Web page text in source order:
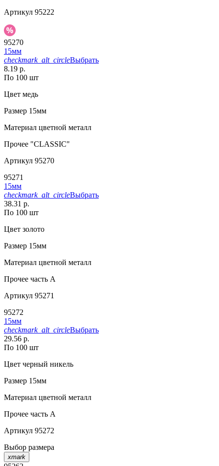
Артикул 95222
95270
15мм
checkmark_alt_circleВыбрать
8.19 р.
По 100 шт
Цвет медь
Размер 15мм
Материал цветной металл
Прочее "CLASSIC"
Артикул 95270
95271
15мм
checkmark_alt_circleВыбрать
38.31 р.
По 100 шт
Цвет золото
Размер 15мм
Материал цветной металл
Прочее часть A
Артикул 95271
95272
15мм
checkmark_alt_circleВыбрать
29.56 р.
По 100 шт
Цвет черный никель
Размер 15мм
Материал цветной металл
Прочее часть A
Артикул 95272
Выбор размера
xmark